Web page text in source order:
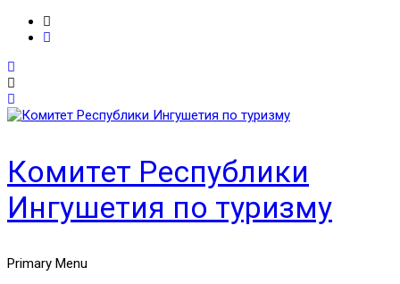
Комитет Республики
Ингушетия по туризму
Primary Menu